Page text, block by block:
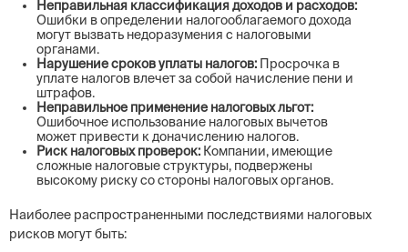
Неправильная классификация доходов и расходов:
Ошибки в определении налогооблагаемого дохода
могут вызвать недоразумения с налоговыми
органами.
Нарушение сроков уплаты налогов: Просрочка в
уплате налогов влечет за собой начисление пени и
штрафов.
Неправильное применение налоговых льгот:
Ошибочное использование налоговых вычетов
может привести к доначислению налогов.
Риск налоговых проверок: Компании, имеющие
сложные налоговые структуры, подвержены
высокому риску со стороны налоговых органов.
Наиболее распространенными последствиями налоговых
рисков могут быть: